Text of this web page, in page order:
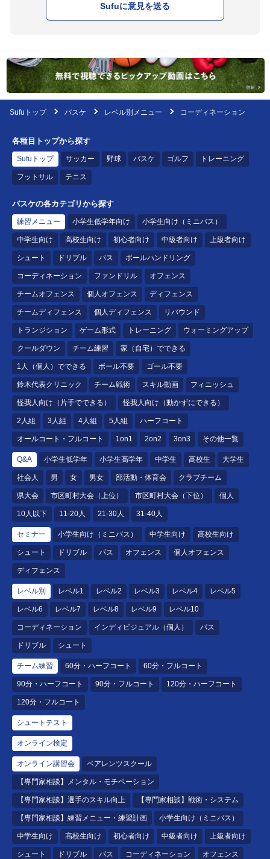
Sufuに意見を送る
Sufuトップ バスケ レベル別メニュー コーディネーション
各種目トップから探す
Sufuトップ サッカー 野球 バスケ ゴルフ トレーニング
フットサル テニス
バスケの各カテゴリから探す
練習メニュー 小学生低学年向け 小学生向け（ミニバス）
中学生向け 高校生向け 初心者向け 中級者向け 上級者向け
シュート ドリブル パス ボールハンドリング
コーディネーション ファンドリル オフェンス
チームオフェンス 個人オフェンス ディフェンス
チームディフェンス 個人ディフェンス リバウンド
トランジション ゲーム形式 トレーニング ウォーミングアップ
クールダウン チーム練習 家（自宅）でできる
1人（個人）でできる ボール不要 ゴール不要
鈴木代表クリニック チーム戦術 スキル動画 フィニッシュ
怪我人向け（片手でできる） 怪我人向け（動かずにできる）
2人組 3人組 4人組 5人組 ハーフコート
オールコート・フルコート 1on1 2on2 3on3 その他一覧
Q&A 小学生低学年 小学生高学年 中学生 高校生 大学生
社会人 男 女 男女 部活動・体育会 クラブチーム
県大会 市区町村大会（上位） 市区町村大会（下位） 個人
10人以下 11-20人 21-30人 31-40人
セミナー 小学生向け（ミニバス） 中学生向け 高校生向け
シュート ドリブル パス オフェンス 個人オフェンス
ディフェンス
レベル別 レベル1 レベル2 レベル3 レベル4 レベル5
レベル6 レベル7 レベル8 レベル9 レベル10
コーディネーション インディビジュアル（個人） パス
ドリブル シュート
チーム練習 60分・ハーフコート 60分・フルコート
90分・ハーフコート 90分・フルコート 120分・ハーフコート
120分・フルコート
シュートテスト
オンライン検定
オンライン講習会 ペアレンツスクール
【専門家相談】メンタル・モチベーション
【専門家相談】選手のスキル向上 【専門家相談】戦術・システム
【専門家相談】練習メニュー・練習計画 小学生向け（ミニバス）
中学生向け 高校生向け 初心者向け 中級者向け 上級者向け
シュート ドリブル パス コーディネーション オフェンス